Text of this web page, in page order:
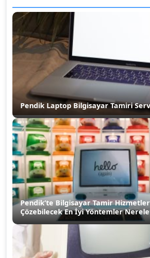
Pendik Laptop Bilgisayar Tamiri
Pendik’te Bilgisayar Tamir
Çözebilecek En İyi Yöntemler